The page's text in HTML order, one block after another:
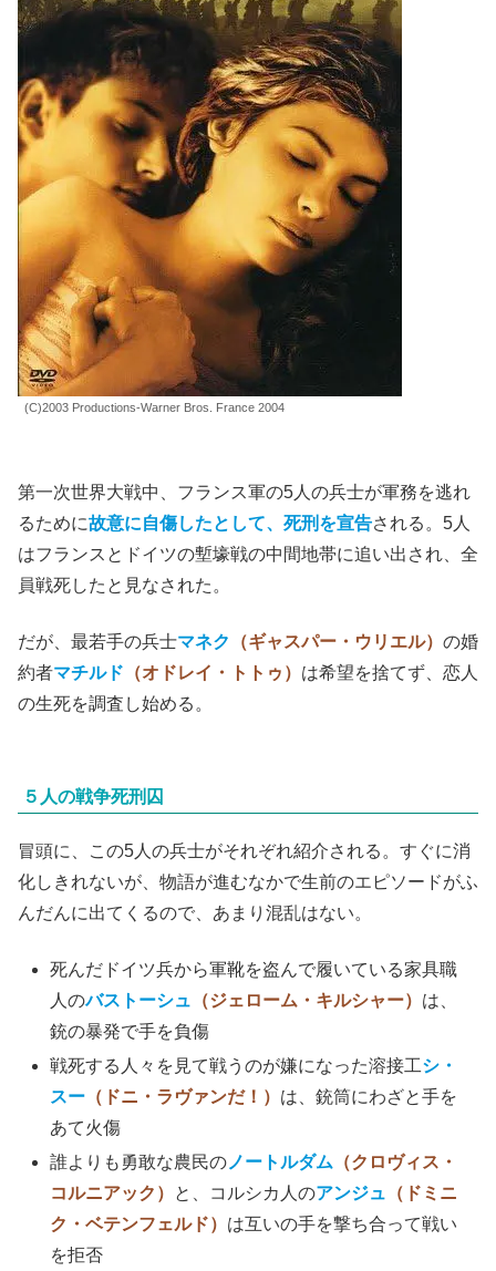
(C)2003 Productions-Warner Bros. France 2004
第一次世界大戦中、フランス軍の5人の兵士が軍務を逃れ
るために故意に自傷したとして、死刑を宣告される。5人
はフランスとドイツの塹壕戦の中間地帯に追い出され、全
員戦死したと見なされた。
だが、最若手の兵士マネク （ギャスパー・ウリエル） の婚
約者マチルド （オドレイ・トトゥ） は希望を捨てず、恋人
の生死を調査し始める。
５人の戦争死刑囚
冒頭に、この5人の兵士がそれぞれ紹介される。すぐに消
化しきれないが、物語が進むなかで生前のエピソードがふ
んだんに出てくるので、あまり混乱はない。
死んだドイツ兵から軍靴を盗んで履いている家具職
人のバストーシュ （ジェローム・キルシャー） は、
銃の暴発で手を負傷
戦死する人々を見て戦うのが嫌になった溶接工シ・
スー （ドニ・ラヴァンだ！） は、銃筒にわざと手を
あて火傷
誰よりも勇敢な農民の ノートルダム （クロヴィス・
コルニアック）
と、コルシカ人のアンジュ （ドミニ
ク・ベテンフェルド） は互いの手を撃ち合って戦い
を拒否